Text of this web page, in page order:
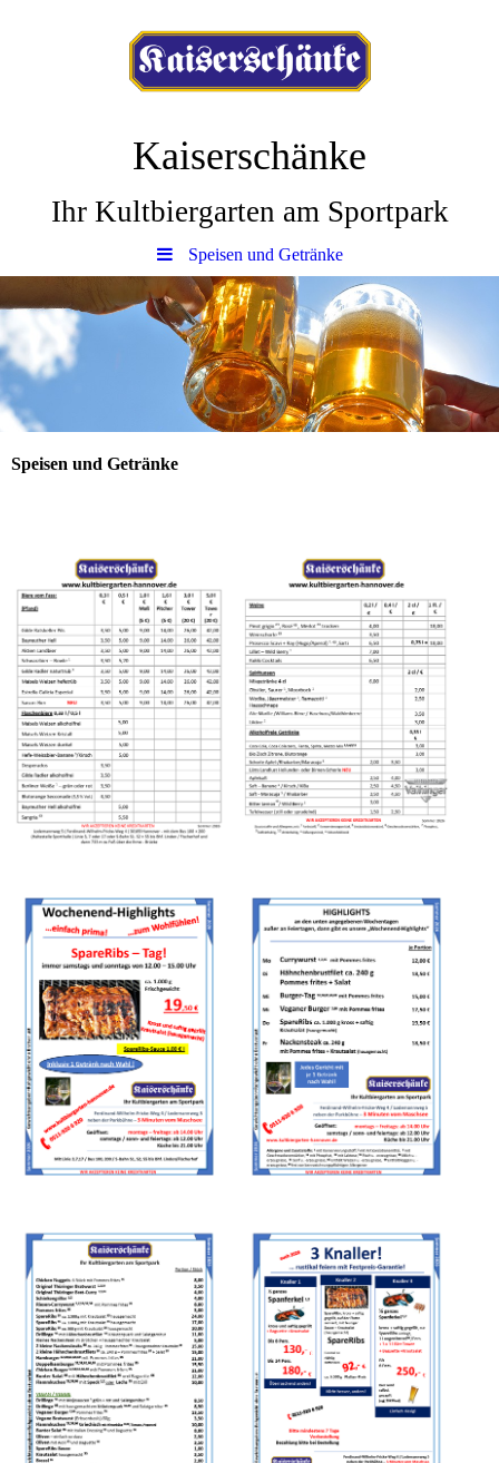
Kaiserschänke
Ihr Kultbiergarten am Sportpark
Speisen und Getränke
Speisen und Getränke